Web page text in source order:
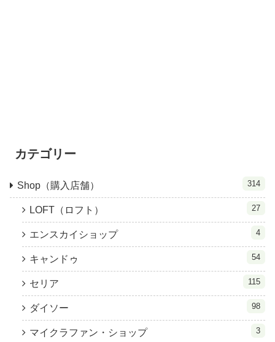
カテゴリー
Shop（購入店舗） 314
LOFT（ロフト） 27
エンスカイショップ 4
キャンドゥ 54
セリア 115
ダイソー 98
マイクラファン・ショップ 3